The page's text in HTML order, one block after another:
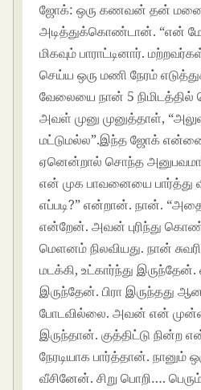
ஜோக்: ஒரு கணவன் தன்
அடித்துக்கொண்டான். “என்
மிகவும் பாராட்டினார்.
செய்ய ஒரு மணி நேரம்
வேலையை நான் 5 நிமிடத்தில்
அவள் முனு முனுத்தாள்,
மட்டுமல்ல”.இந்த ஜோக் என்னை
ஏனென்றால் சொந்த
என் முக பாவனையை
எப்படி?” என்றான். நான்.
என்றேன். அவன் புரிந்து
மெளனம் நிலவியது. நான்
மடக்கி, உட்கார்ந்து
இருந்தேன். பிரா இருந்தது
போடவில்லை. அவன் என்
இருந்தான். குத்திட்டு நின்ற
நேரடியாக பார்த்தான். நானும்
வீசினேன். சிறு பொறி….